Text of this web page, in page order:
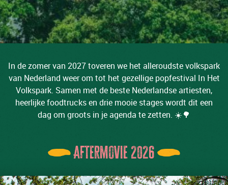
In de zomer van 2027 toveren we het alleroudste volkspark
van Nederland weer om tot het gezellige popfestival In Het
Volkspark. Samen met de beste Nederlandse artiesten,
heerlijke foodtrucks en drie mooie stages wordt dit een
dag om groots in je agenda te zetten. ☀️🌳
Aftermovie 2026